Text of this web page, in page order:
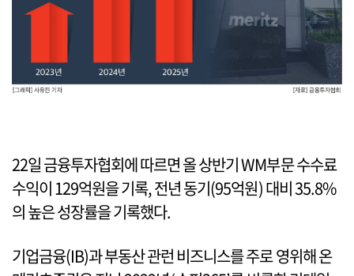
22일 금융투자협회에 따르면 올 상반기 WM부문 수수료
수익이 129억원을 기록, 전년 동기(95억원) 대비 35.8%
의 높은 성장률을 기록했다.
기업금융(IB)과 부동산 관런 비즈니스를 주로 영위해 온